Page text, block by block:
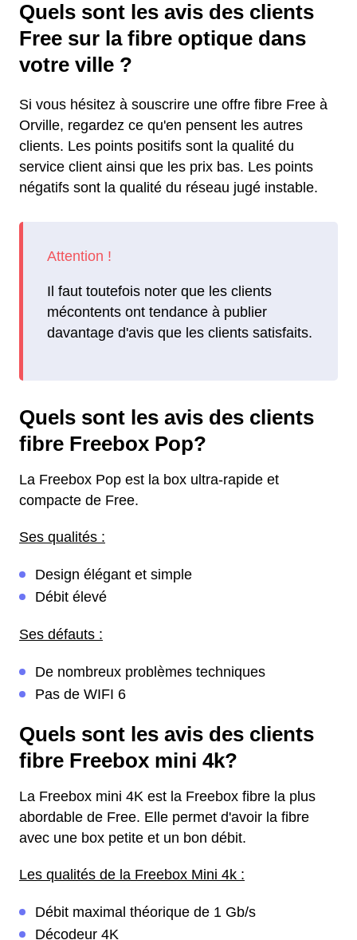
Quels sont les avis des clients
Free sur la fibre optique dans
votre ville ?
Si vous hésitez à souscrire une offre fibre Free à
Orville, regardez ce qu'en pensent les autres
clients. Les points positifs sont la qualité du
service client ainsi que les prix bas. Les points
négatifs sont la qualité du réseau jugé instable.
Il faut toutefois noter que les clients
mécontents ont tendance à publier
davantage d'avis que les clients satisfaits.
Quels sont les avis des clients
fibre Freebox Pop?
La Freebox Pop est la box ultra-rapide et
compacte de Free.
Ses qualités :
Design élégant et simple
Débit élevé
Ses défauts :
De nombreux problèmes techniques
Pas de WIFI 6
Quels sont les avis des clients
fibre Freebox mini 4k?
La Freebox mini 4K est la Freebox fibre la plus
abordable de Free. Elle permet d'avoir la fibre
avec une box petite et un bon débit.
Les qualités de la Freebox Mini 4k :
Débit maximal théorique de 1 Gb/s
Décodeur 4K